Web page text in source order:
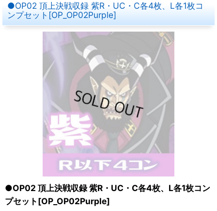
●OP02 頂上決戦収録 紫R・UC・C各4枚、L各1枚コ
ンプセット[OP_OP02Purple]
●OP02 頂上決戦収録 紫R・UC・C各4枚、L各1枚コン
プセット[OP_OP02Purple]